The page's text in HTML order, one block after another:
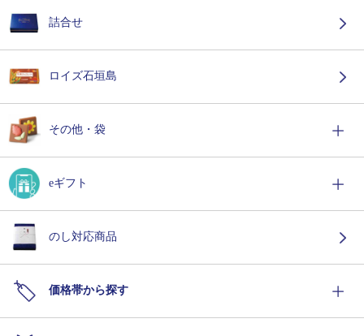
詰合せ
ロイズ石垣島
その他・袋
eギフト
のし対応商品
価格帯から探す